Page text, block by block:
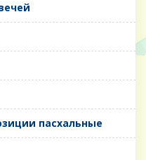
пасхальные